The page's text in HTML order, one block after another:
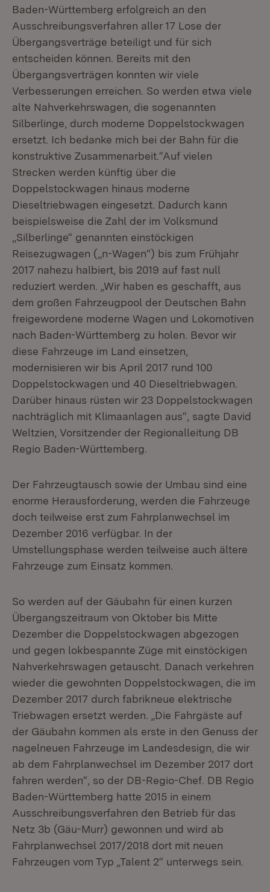
Baden-Württemberg erfolgreich an den
Ausschreibungsverfahren aller 17 Lose der
Übergangsverträge beteiligt und für sich
entscheiden können. Bereits mit den
Übergangsverträgen konnten wir viele
Verbesserungen erreichen. So werden etwa viele
alte Nahverkehrswagen, die sogenannten
Silberlinge, durch moderne Doppelstockwagen
ersetzt. Ich bedanke mich bei der Bahn für die
konstruktive Zusammenarbeit.“Auf vielen
Strecken werden künftig über die
Doppelstockwagen hinaus moderne
Dieseltriebwagen eingesetzt. Dadurch kann
beispielsweise die Zahl der im Volksmund
„Silberlinge“ genannten einstöckigen
Reisezugwagen („n-Wagen“) bis zum Frühjahr
2017 nahezu halbiert, bis 2019 auf fast null
reduziert werden. „Wir haben es geschafft, aus
dem großen Fahrzeugpool der Deutschen Bahn
freigewordene moderne Wagen und Lokomotiven
nach Baden-Württemberg zu holen. Bevor wir
diese Fahrzeuge im Land einsetzen,
modernisieren wir bis April 2017 rund 100
Doppelstockwagen und 40 Dieseltriebwagen.
Darüber hinaus rüsten wir 23 Doppelstockwagen
nachträglich mit Klimaanlagen aus“, sagte David
Weltzien, Vorsitzender der Regionalleitung DB
Regio Baden-Württemberg.
Der Fahrzeugtausch sowie der Umbau sind eine
enorme Herausforderung, werden die Fahrzeuge
doch teilweise erst zum Fahrplanwechsel im
Dezember 2016 verfügbar. In der
Umstellungsphase werden teilweise auch ältere
Fahrzeuge zum Einsatz kommen.
So werden auf der Gäubahn für einen kurzen
Übergangszeitraum von Oktober bis Mitte
Dezember die Doppelstockwagen abgezogen
und gegen lokbespannte Züge mit einstöckigen
Nahverkehrswagen getauscht. Danach verkehren
wieder die gewohnten Doppelstockwagen, die im
Dezember 2017 durch fabrikneue elektrische
Triebwagen ersetzt werden. „Die Fahrgäste auf
der Gäubahn kommen als erste in den Genuss der
nagelneuen Fahrzeuge im Landesdesign, die wir
ab dem Fahrplanwechsel im Dezember 2017 dort
fahren werden“, so der DB-Regio-Chef. DB Regio
Baden-Württemberg hatte 2015 in einem
Ausschreibungsverfahren den Betrieb für das
Netz 3b (Gäu-Murr) gewonnen und wird ab
Fahrplanwechsel 2017/2018 dort mit neuen
Fahrzeugen vom Typ „Talent 2“ unterwegs sein.